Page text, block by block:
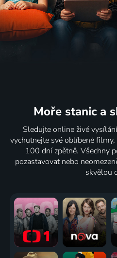
Moře stanic a
Sledujte online živé
vychutnejte své oblíbené
100 dní zpětně. Všechny
pozastavovat nebo
skvělou